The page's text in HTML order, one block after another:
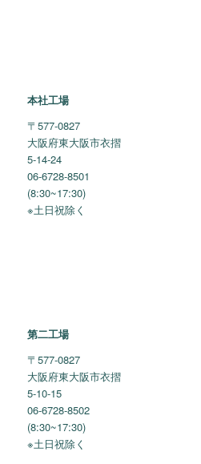
本社工場
〒577-0827
大阪府東大阪市衣摺
5-14-24
06-6728-8501
(8:30~17:30)
※土日祝除く
第二工場
〒577-0827
大阪府東大阪市衣摺
5-10-15
06-6728-8502
(8:30~17:30)
※土日祝除く